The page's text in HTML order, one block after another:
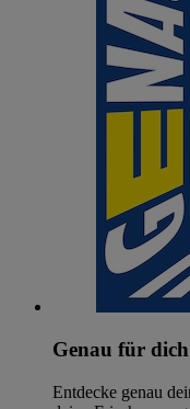
Genau für
Entdecke genau